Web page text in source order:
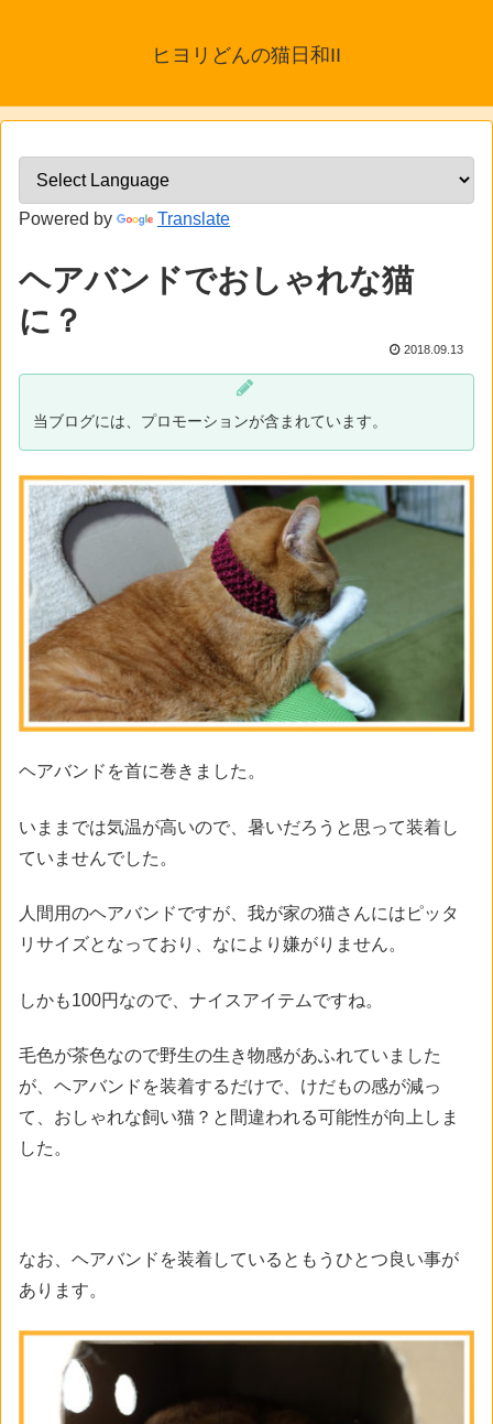
ヒヨリどんの猫日和II
Powered by Translate
ヘアバンドでおしゃれな猫
に？
2018.09.13
当ブログには、プロモーションが含まれています。
ヘアバンドを首に巻きました。
いままでは気温が高いので、暑いだろうと思って装着し
ていませんでした。
人間用のヘアバンドですが、我が家の猫さんにはピッタ
リサイズとなっており、なにより嫌がりません。
しかも100円なので、ナイスアイテムですね。
毛色が茶色なので野生の生き物感があふれていました
が、ヘアバンドを装着するだけで、けだもの感が減っ
て、おしゃれな飼い猫？と間違われる可能性が向上しま
した。
なお、ヘアバンドを装着しているともうひとつ良い事が
あります。